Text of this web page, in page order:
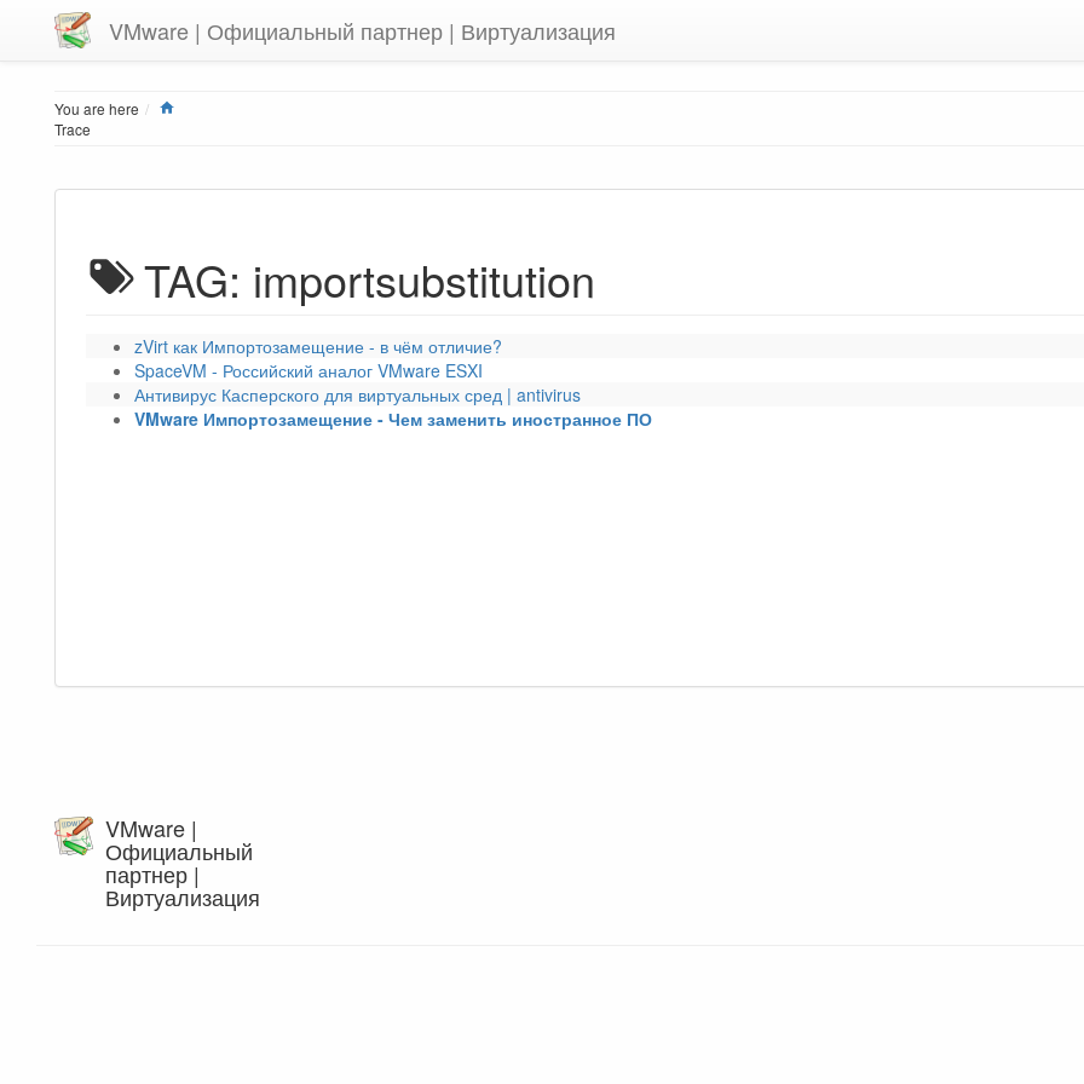
VMware | Официальный партнер | Виртуализация
You are here
Trace
TAG: importsubstitution
zVirt как Импортозамещение - в чём отличие?
SpaceVM - Российский аналог VMware ESXI
Антивирус Касперского для виртуальных сред | antivirus
VMware Импортозамещение - Чем заменить иностранное ПО
VMware |
Официальный
партнер |
Виртуализация